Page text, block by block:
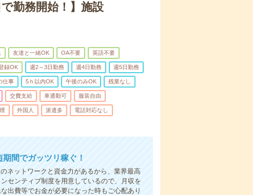
勤務開始！】施設
友達と一緒OK OA不要 英語不要
録OK 週2～3日勤務 週4日勤務 週5日勤務
仕事 5ｈ以内OK 午後のみOK 残業なし
交費支給 車通勤可 服装自由
外国人 派遣多 電話対応なし
間でガッツリ稼ぐ！
ットワークと資金力があるから、業界最高
センティブ制度を用意しているので、月収を
費等でお金が必要になった時もご心配あり